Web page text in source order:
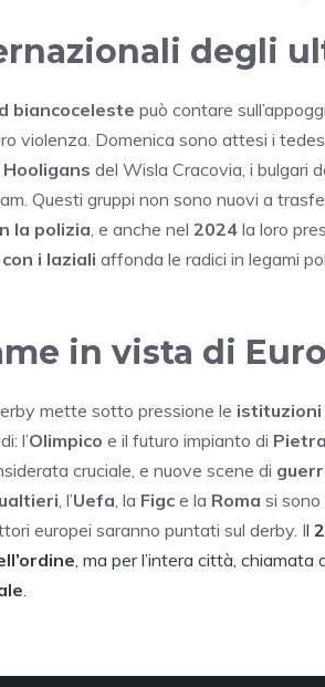
degli
biancoceleste può contare
violenza. Domenica sono attesi i
del Wisla Cracovia, i bulgari
Questi gruppi non sono nuovi a
la polizia , e anche nel 2024 la loro
i laziali affonda le radici in legami
in vista di
mette sotto pressione le
l’Olimpico e il futuro impianto di
cruciale, e nuove scene di
, l’Uefa , la Figc e la Roma si
europei saranno puntati sul derby. Il
, ma per l’intera città,